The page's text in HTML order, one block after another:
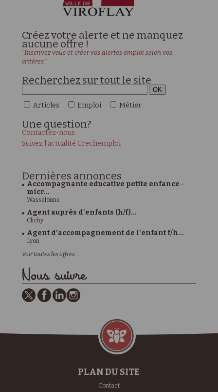
Créez votre alerte et ne manquez
aucune offre !
"Inscrivez vous et créer vos alertes emploi selon vos
critères."
Recherchez sur tout le site
Articles Emploi Métier
Une question?
Contactez-nous
Suivez l'actualité Crechemploi
Dernières annonces
Accompagnante educative petite enfance -
micr...
Wasselonne
Agent auprès d'enfants (h/f)...
Clichy
Agent d’accompagnement de l’enfant f/h...
Lyon
Voir toutes les offres...
Nous suivre
PLAN DU SITE
Contact